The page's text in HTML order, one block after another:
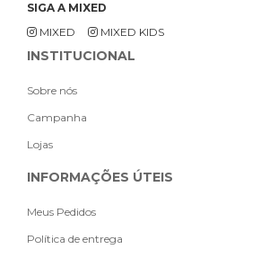
SIGA A MIXED
MIXED
MIXED KIDS
INSTITUCIONAL
Sobre nós
Campanha
Lojas
INFORMAÇÕES ÚTEIS
Meus Pedidos
Política de entrega